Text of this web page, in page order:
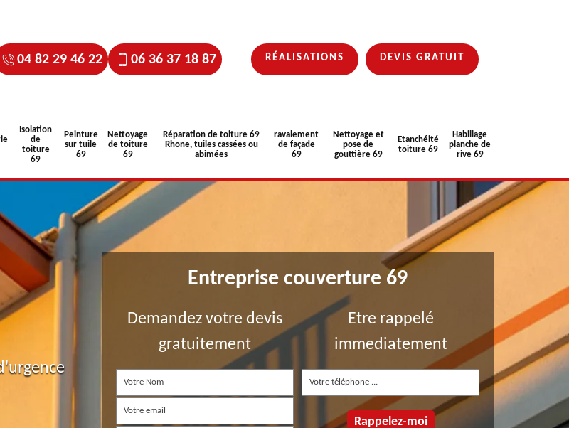
04 82 29 46 22 06 36 37 18 87 RÉALISATIONS DEVIS GRATUIT
Isolation
de
toiture
69
Peinture
sur tuile
69
Nettoyage
de toiture
69
Réparation de toiture 69
Rhone, tuiles cassées ou
abimées
ravalement
de façade
69
Nettoyage et
pose de
gouttière 69
Etanchéité
toiture 69
Habillage
planche de
rive 69
Entreprise couverture 69
Demandez votre devis
gratuitement
Etre rappelé
immediatement